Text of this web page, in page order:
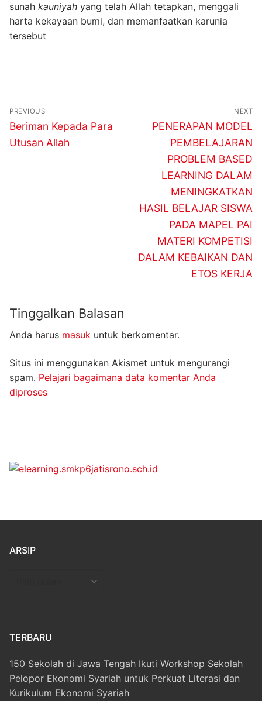
sunah kauniyah yang telah Allah tetapkan, menggali
harta kekayaan bumi, dan memanfaatkan karunia
tersebut
Navigasi
pos
PREVIOUS
Previous
post:
Beriman Kepada Para
Utusan Allah
NEXT
Next
post:
PENERAPAN MODEL
PEMBELAJARAN
PROBLEM BASED
LEARNING DALAM
MENINGKATKAN
HASIL BELAJAR SISWA
PADA MAPEL PAI
MATERI KOMPETISI
DALAM KEBAIKAN DAN
ETOS KERJA
Tinggalkan Balasan
Anda harus masuk untuk berkomentar.
Situs ini menggunakan Akismet untuk mengurangi
spam. Pelajari bagaimana data komentar Anda
diproses
ARSIP
TERBARU
150 Sekolah di Jawa Tengah Ikuti Workshop Sekolah
Pelopor Ekonomi Syariah untuk Perkuat Literasi dan
Kurikulum Ekonomi Syariah